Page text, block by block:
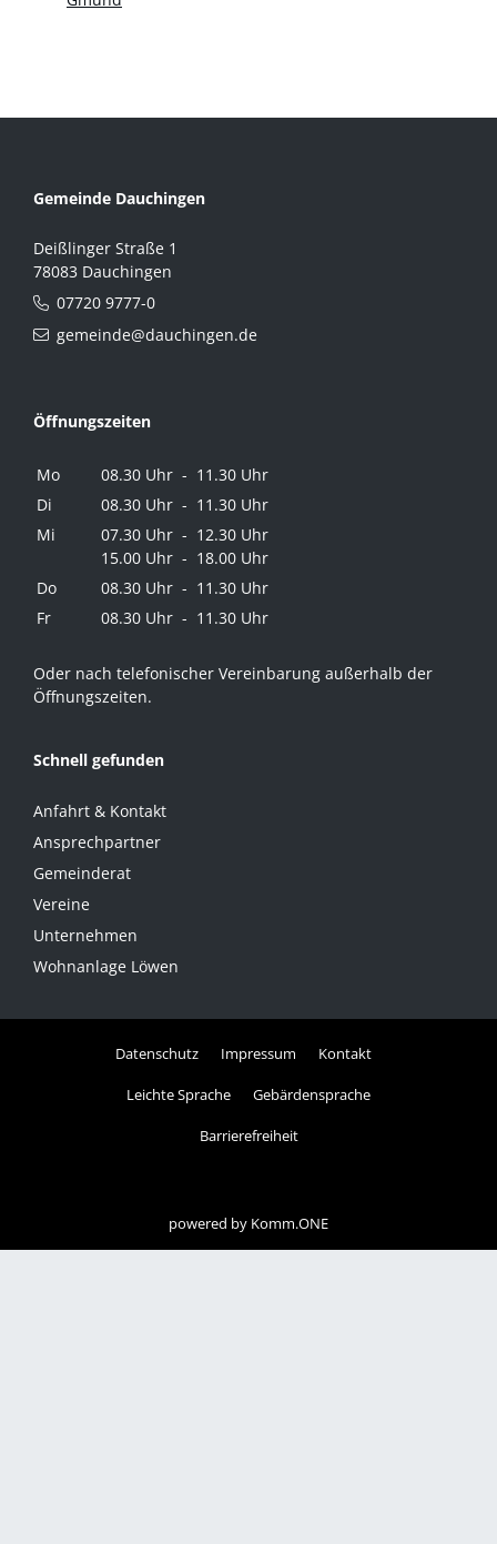
Gemeinde Dauchingen
Deißlinger Straße 1
78083 Dauchingen
07720 9777-0
gemeinde@dauchingen.de
Öffnungszeiten
Mo
08.30 Uhr - 11.30 Uhr
Di
08.30 Uhr - 11.30 Uhr
Mi
07.30 Uhr - 12.30 Uhr
15.00 Uhr - 18.00 Uhr
Do
08.30 Uhr - 11.30 Uhr
Fr
08.30 Uhr - 11.30 Uhr
Oder nach telefonischer Vereinbarung außerhalb der
Öffnungszeiten.
Schnell gefunden
Anfahrt & Kontakt
Ansprechpartner
Gemeinderat
Vereine
Unternehmen
Wohnanlage Löwen
Datenschutz Impressum Kontakt
Leichte Sprache Gebärdensprache
Barrierefreiheit
powered by Komm.ONE